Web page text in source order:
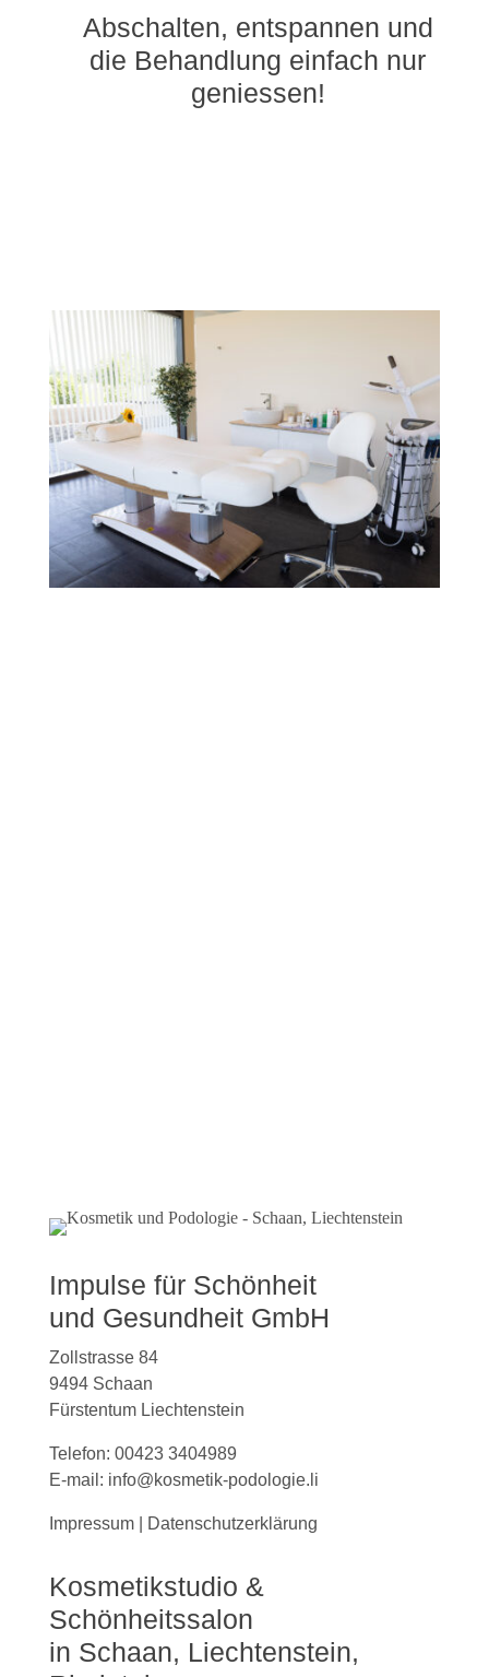
Abschalten, entspannen und
die Behandlung einfach nur
geniessen!
Impulse für Schönheit
und Gesundheit GmbH
Zollstrasse 84
9494 Schaan
Fürstentum Liechtenstein
Telefon: 00423 3404989
E-mail: info@kosmetik-podologie.li
Impressum| Datenschutzerklärung
Kosmetikstudio &
Schönheitssalon
in Schaan, Liechtenstein,